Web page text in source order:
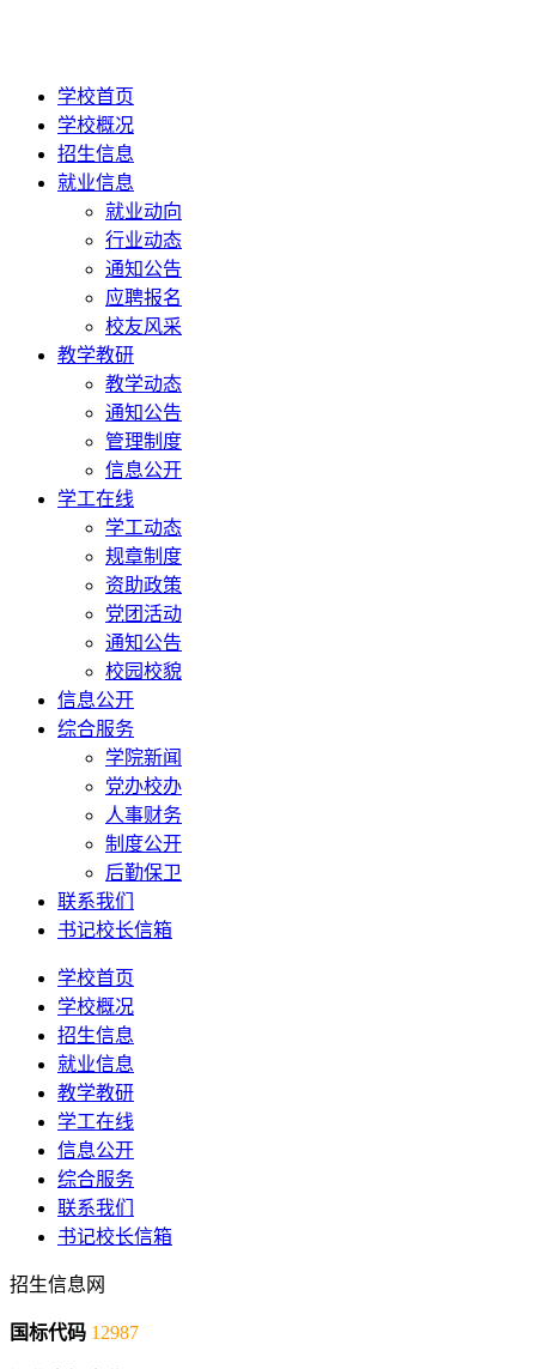
学校首页
学校概况
招生信息
就业信息
就业动向
行业动态
通知公告
应聘报名
校友风采
教学教研
教学动态
通知公告
管理制度
信息公开
学工在线
学工动态
规章制度
资助政策
党团活动
通知公告
校园校貌
信息公开
综合服务
学院新闻
党办校办
人事财务
制度公开
后勤保卫
联系我们
书记校长信箱
学校首页
学校概况
招生信息
就业信息
教学教研
学工在线
信息公开
综合服务
联系我们
书记校长信箱
招生信息网
国标代码 12987